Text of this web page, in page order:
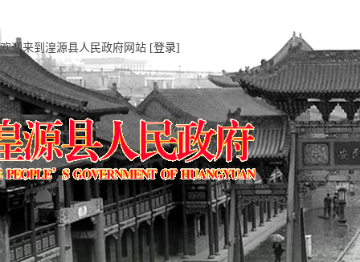
欢迎来到湟源县人民政府网站 [登录]